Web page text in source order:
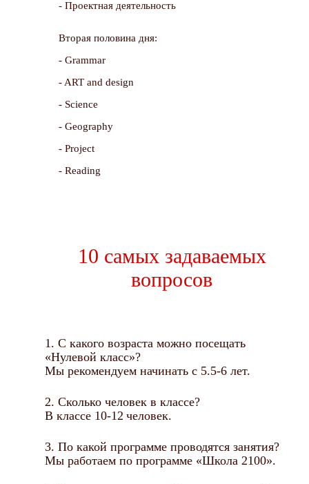
- Проектная деятельность
Вторая половина дня:
- Grammar
- ART and design
- Science
- Geography
- Project
- Reading
10 самых задаваемых
вопросов
1. С какого возраста можно посещать
«Нулевой класс»?
Мы рекомендуем начинать с 5.5-6 лет.
2. Сколько человек в классе?
В классе 10-12 человек.
3. По какой программе проводятся занятия?
Мы работаем по программе «Школа 2100».